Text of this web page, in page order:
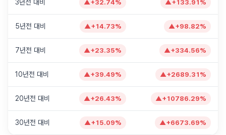
3년전 대비 ▲+32.74% ▲+ 133.91 %
5년전 대비 ▲+ 14.73% ▲+98.82%
7년전 대비 ▲+23.35% ▲+334.56%
10년전 대비 ▲+39.49% ▲+2689.31 %
20년전 대비 ▲+26.43% ▲+ 10786.29%
30년전 대비 ▲+ 15.09% ▲+6673.69%